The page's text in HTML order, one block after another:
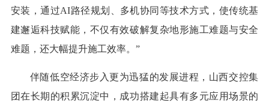
安装，通过AI路径规划、多机协同等技术方式，使传统基
建邂逅科技赋能，不仅有效破解复杂地形施工难题与安全
难题，还大幅提升施工效率。”
伴随低空经济步入更为迅猛的发展进程，山西交控集
团在长期的积累沉淀中，成功搭建起具有多元应用场景的